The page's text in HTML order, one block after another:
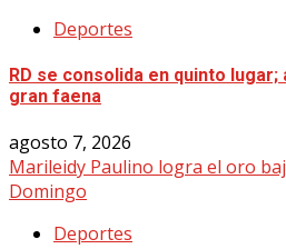
Deportes
RD se consolida en quinto
gran faena
agosto 7, 2026
Marileidy Paulino logra el oro
Domingo
Deportes